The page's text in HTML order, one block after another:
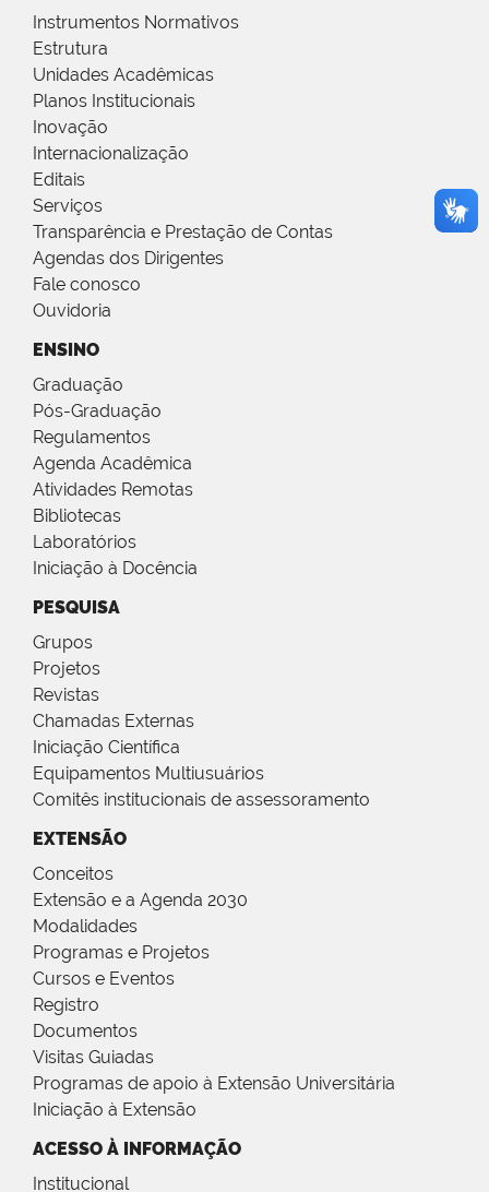
Instrumentos Normativos
Estrutura
Unidades Acadêmicas
Planos Institucionais
Inovação
Internacionalização
Editais
Serviços
Transparência e Prestação de Contas
Agendas dos Dirigentes
Fale conosco
Ouvidoria
ENSINO
Graduação
Pós-Graduação
Regulamentos
Agenda Acadêmica
Atividades Remotas
Bibliotecas
Laboratórios
Iniciação à Docência
PESQUISA
Grupos
Projetos
Revistas
Chamadas Externas
Iniciação Científica
Equipamentos Multiusuários
Comitês institucionais de assessoramento
EXTENSÃO
Conceitos
Extensão e a Agenda 2030
Modalidades
Programas e Projetos
Cursos e Eventos
Registro
Documentos
Visitas Guiadas
Programas de apoio à Extensão Universitária
Iniciação à Extensão
ACESSO À INFORMAÇÃO
Institucional